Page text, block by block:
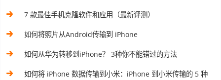
7 款最佳手机克隆软件和应用（最新评测）
如何将照片从Android传输到 iPhone
如何从华为转移到iPhone？ 3种你不能错过的方法
如何将 iPhone 数据传输到小米：iPhone 到小米传输的 5 种